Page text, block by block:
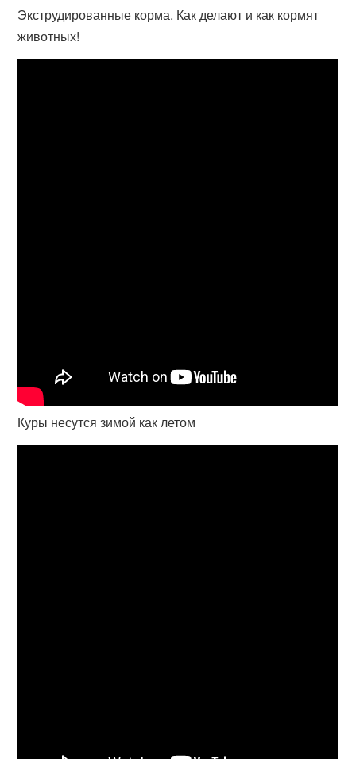
Экструдированные корма. Как делают и как кормят
животных!
Куры несутся зимой как летом